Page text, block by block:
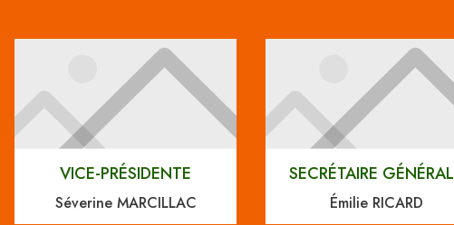
VICE-PRÉSIDENTE
Séverine MARCILLAC
SECRÉTAIRE
Émilie RICARD